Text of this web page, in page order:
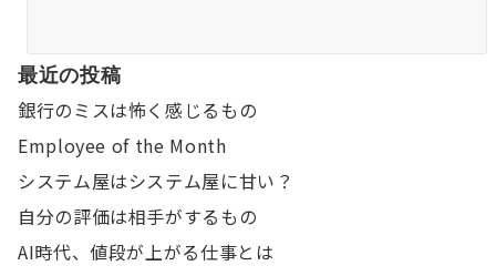
最近の投稿
銀行のミスは怖く感じるもの
Employee of the Month
システム屋はシステム屋に甘い？
自分の評価は相手がするもの
AI時代、値段が上がる仕事とは